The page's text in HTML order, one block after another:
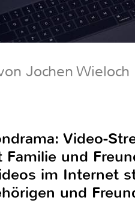
Jochen Wieloch
Video-
und
im Internet
und